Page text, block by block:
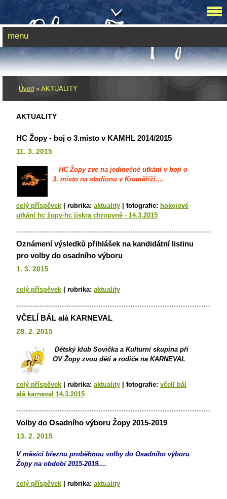
Úvod » AKTUALITY
AKTUALITY
HC Žopy - boj o 3.místo v KAMHL 2014/2015
11. 3. 2015
HC Žopy zve na jedinečné utkání v boji o
3. místo na stadionu v Kroměříži....
celý příspěvek rubrika: aktuality fotografie: hokejové
utkání hc žopy-hc jiskra chropyně - 14.3.2015
Oznámení výsledků přihlášek na kandidátní listinu
pro volby do osadního výboru
1. 3. 2015
celý příspěvek rubrika: aktuality
VČELÍ BÁL alá KARNEVAL
28. 2. 2015
Dětský klub Sovička a Kulturní skupina při
OV Žopy zvou děti a rodiče na KARNEVAL
celý příspěvek rubrika: aktuality fotografie: včelí bál
alá karneval 14.3.2015
Volby do Osadního výboru Žopy 2015-2019
13. 2. 2015
V měsíci březnu proběhnou volby do Osadního výboru
Žopy na období 2015-2019....
celý příspěvek rubrika: aktuality
menu